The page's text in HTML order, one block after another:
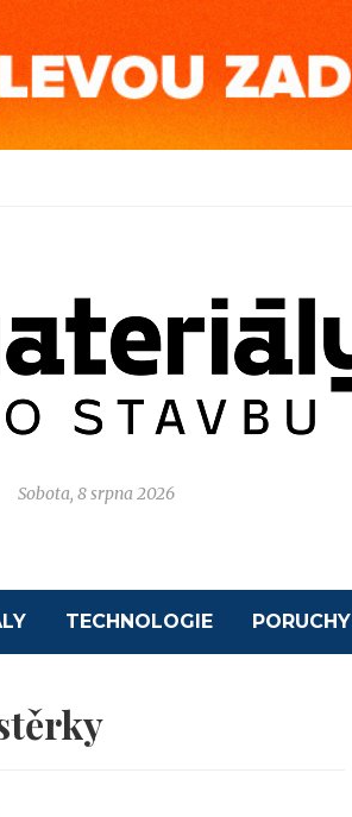
Sobota, 8 srpna 2026
TECHNOLOGIE PORUCHY